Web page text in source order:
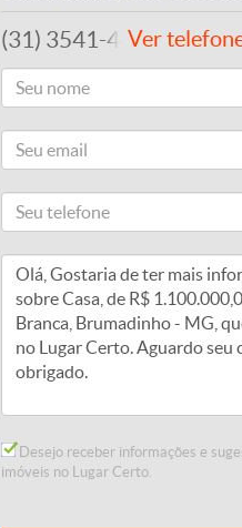
(31) 3541-4492
Ver
Desejo receber informações e
imóveis no Lugar Certo.